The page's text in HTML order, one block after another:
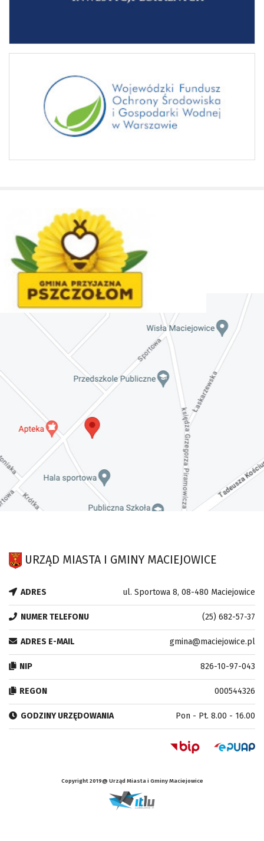
URZĄD MIASTA I GMINY MACIEJOWICE
ADRES ul. Sportowa 8, 08-480 Maciejowice
NUMER TELEFONU (25) 682-57-37
ADRES E-MAIL gmina@maciejowice.pl
NIP 826-10-97-043
REGON 000544326
GODZINY URZĘDOWANIA Pon - Pt. 8.00 - 16.00
Copyright 2019@ Urząd Miasta i Gminy Maciejowice